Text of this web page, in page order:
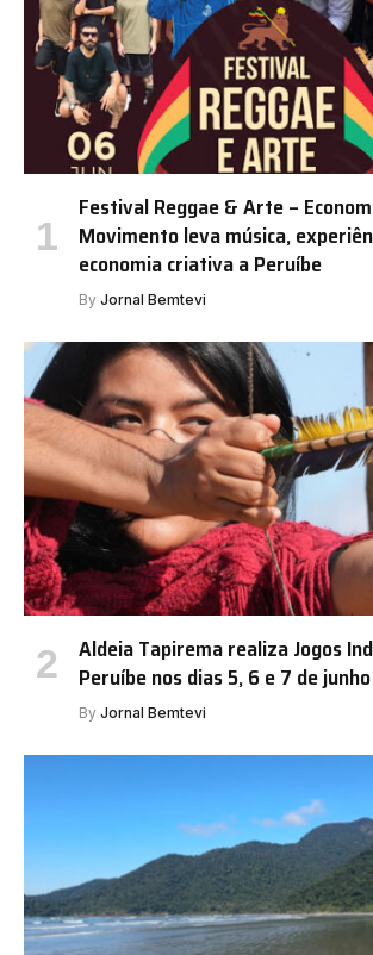
Festival Reggae & Arte –
Movimento leva música,
economia criativa a Peruíbe
By Jornal Bemtevi
Aldeia Tapirema realiza Jogos
Peruíbe nos dias 5, 6 e 7 de
By Jornal Bemtevi